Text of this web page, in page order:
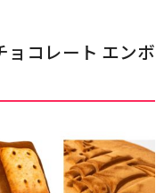
ョコレート エンボ